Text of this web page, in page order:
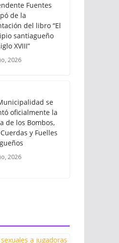
Fuentes
de la
del libro “El
santiagueño
XVIII”
2026
se
oficialmente la
de los Bombos,
y Fuelles
2026